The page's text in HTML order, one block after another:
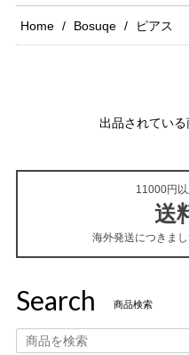
Home Bosuqe ピアス
出品されている
11000円
送
海外発送につきま
Search 商品検索